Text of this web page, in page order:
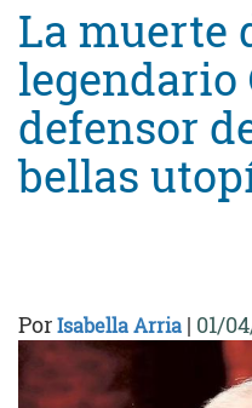
La muerte
defensor
bellas
PorIsabella Arria | 01/